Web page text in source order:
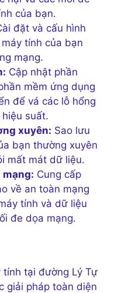
của bạn.
đặt và cấu hình
tính của bạn
mạng.
Cập nhật phần
mềm ứng dụng
để vá các lỗ hổng
suất.
xuyên: Sao lưu
bạn thường xuyên
mất mát dữ liệu.
mạng: Cung cấp
về an toàn mạng
tính và dữ liệu
đe dọa mạng.
tính tại đường Lý Tự
giải pháp toàn diện